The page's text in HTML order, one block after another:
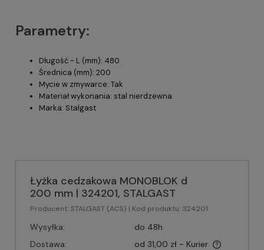
Parametry:
Długość - L (mm): 480
Średnica (mm): 200
Mycie w zmywarce: Tak
Materiał wykonania: stal nierdzewna
Marka: Stalgast
Łyżka cedzakowa MONOBLOK d
200 mm | 324201, STALGAST
Producent: STALGAST (ACS) | Kod produktu: 324201
Wysyłka:
do 48h
Dostawa:
od 31,00 zł - Kurier